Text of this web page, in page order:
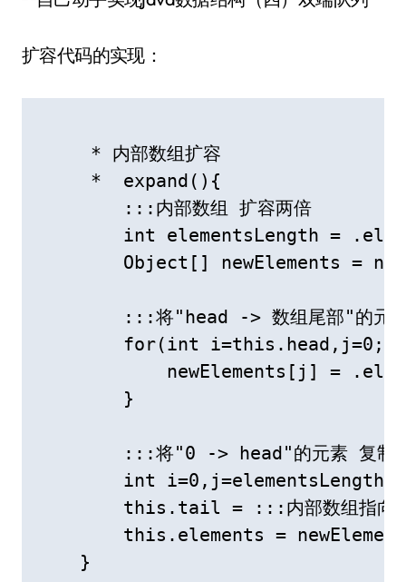
扩容代码的实现：
     * 内部数组扩容
     *  expand(){
        :::内部数组 扩容两倍
int elementsLength =
Object[] newElements =
:::将"head -> 数组尾部"的元
for(int i=this.head,j=0;
newElements[j] =
        }
:::将"0 -> head"的元素 复制
int i=0,j=elementsLength-
this.tail = :::内部数组指向
this.elements =
    }